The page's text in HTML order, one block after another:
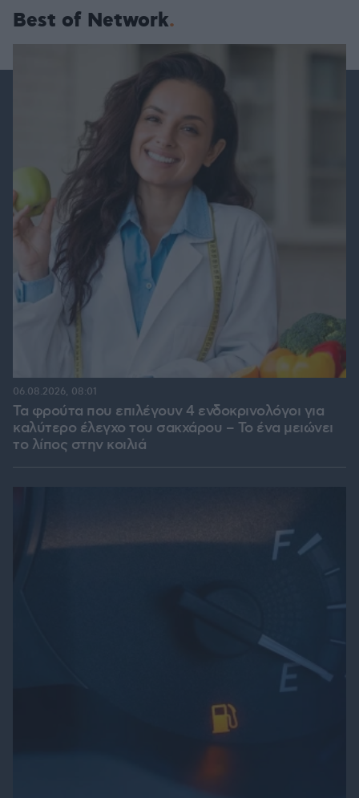
Best of Network
Τα φρούτα που επιλέγουν 4 ενδοκρινολόγοι για
καλύτερο έλεγχο του σακχάρου – Το ένα μειώνει
το λίπος στην κοιλιά
06.08.2026, 08:01